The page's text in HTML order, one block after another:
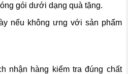
gói dưới dạng quà tặng.
nếu không ưng với sản phẩm
nhận hàng kiểm tra đúng chất